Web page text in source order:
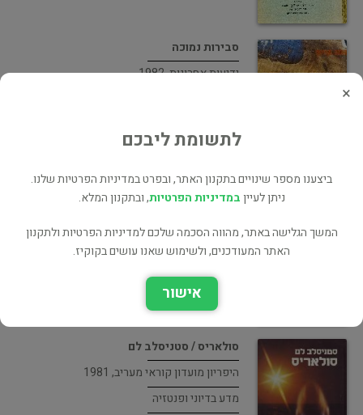
סבירות נמוכה
ידיעות אחרונות, 1982
מפיטורי הרמ"א עד פירוק הפלמ"ח,…
ארץ ישראל
סולאריס / סטניסלב לם
היפריון מועדון קוראי מעריב, 1981
מדע בדיוני ופנטזיה
×
לתשומת ליבכם
ביצענו מספר שינויים בתקנון האתר, ובפרט במדיניות הפרטיות שלנו.
ניתן לעייןבמדיניות הפרטיות, ובתקנון המלא.
המשך הגלישה באתר, מהווה הסכמה שלכם למדיניות הפרטיות ולתקנון
האתר המעודכנים, ולשימוש שאנו עושים בקוקיז.
אישור